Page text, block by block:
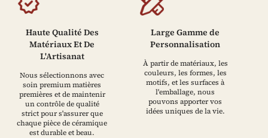
Haute Qualité Des
Matériaux Et De
L'Artisanat
Nous sélectionnons avec
soin premium matières
premières et de maintenir
un contrôle de qualité
strict pour s'assurer que
chaque pièce de céramique
est durable et beau.
Large Gamme de
Personnalisation
À partir de matériaux, les
couleurs, les formes, les
motifs, et les surfaces à
l'emballage, nous
pouvons apporter vos
idées uniques de la vie.